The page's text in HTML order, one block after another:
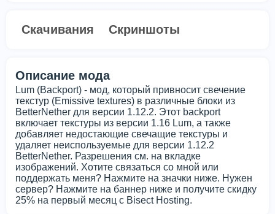
Скачивания Скриншоты
Описание мода
Lum (Backport) - мод, который привносит свечение
текстур (Emissive textures) в различные блоки из
BetterNether для версии 1.12.2. Этот backport
включает текстуры из версии 1.16 Lum, а также
добавляет недостающие свечащие текстуры и
удаляет неиспользуемые для версии 1.12.2
BetterNether. Разрешения см. на вкладке
изображений. Хотите связаться со мной или
поддержать меня? Нажмите на значки ниже. Нужен
сервер? Нажмите на баннер ниже и получите скидку
25% на первый месяц с Bisect Hosting.